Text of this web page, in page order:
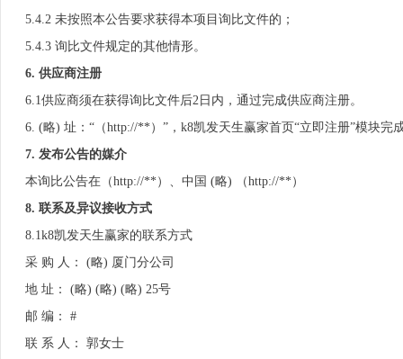
5.4.2 未按照本公告要求获得本项目询比文件的；
5.4.3 询比文件规定的其他情形。
6. 供应商注册
6.1供应商须在获得询比文件后2日内，通过完成供应商注册。
6. (略) 址：“（http://**）”，k8凯发天生赢家首页“立即注册”模块完
7. 发布公告的媒介
本询比公告在（http://**）、中国 (略) （http://**）
8. 联系及异议接收方式
8.1k8凯发天生赢家的联系方式
采 购 人： (略) 厦门分公司
地 址： (略) (略) (略) 25号
邮 编： #
联 系 人： 郭女士